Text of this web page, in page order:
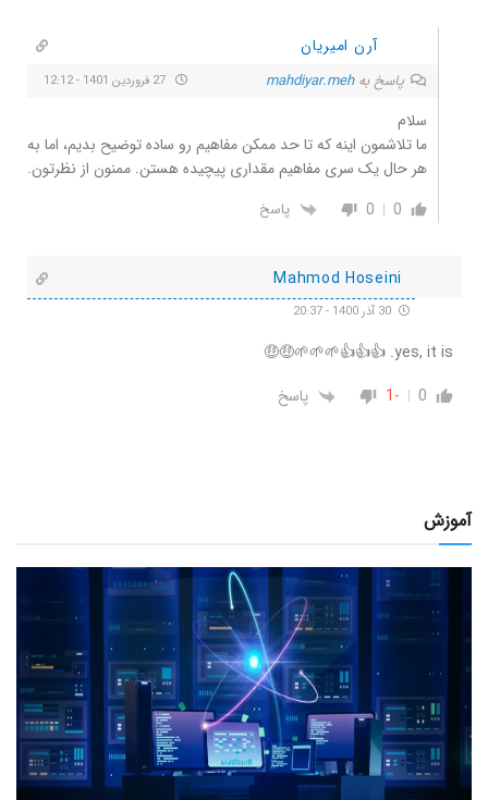
آرن امیریان
پاسخ بهmahdiyar.meh
سلام
ما تلاشمون اینه که تا حد ممکن مفاهیم رو ساده توضیح بدیم، اما به
هر حال یک سری مفاهیم مقداری پیچیده هستن. ممنون از نظرتون.
0
0 پاسخ
Mahmod Hoseini
yes, it is. 👍👍👍🌱🌱🌱🤑🤑
0
-1 پاسخ
آموزش